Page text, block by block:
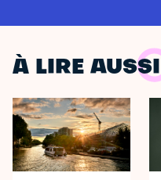
À LIRE AUSSI